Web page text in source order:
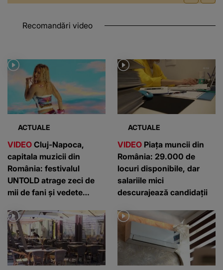
Recomandări video
ACTUALE
VIDEO Cluj-Napoca,
capitala muzicii din
România: festivalul
UNTOLD atrage zeci de
mii de fani și vedete
ACTUALE
VIDEO Piața muncii din
România: 29.000 de
locuri disponibile, dar
salariile mici
descurajează candidații